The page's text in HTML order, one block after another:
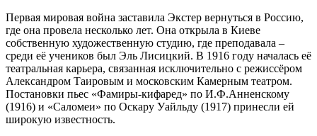
Первая мировая война заставила Экстер вернуться в Россию,
где она провела несколько лет. Она открыла в Киеве
собственную художественную студию, где преподавала –
среди её учеников был Эль Лисицкий. В 1916 году началась её
театральная карьера, связанная исключительно с режиссёром
Александром Таировым и московским Камерным театром.
Постановки пьес «Фамиры-кифаред» по И.Ф.Анненскому
(1916) и «Саломеи» по Оскару Уайльду (1917) принесли ей
широкую известность.